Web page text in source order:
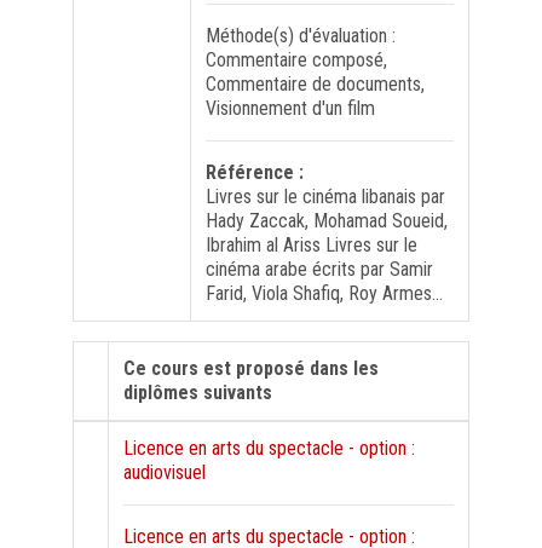
Méthode(s) d'évaluation :
Commentaire composé,
Commentaire de documents,
Visionnement d'un film
Référence :
Livres sur le cinéma libanais par
Hady Zaccak, Mohamad Soueid,
Ibrahim al Ariss Livres sur le
cinéma arabe écrits par Samir
Farid, Viola Shafiq, Roy Armes…
Ce cours est proposé dans les
diplômes suivants
Licence en arts du spectacle - option :
audiovisuel
Licence en arts du spectacle - option :